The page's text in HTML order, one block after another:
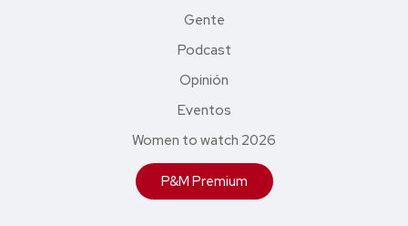
Gente
Podcast
Opinión
Eventos
Women to watch 2026
P&M Premium